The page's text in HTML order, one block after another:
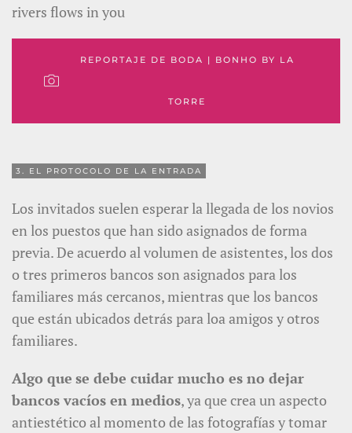
rivers flows in you
REPORTAJE DE BODA | BONHO BY LA
TORRE
3. EL PROTOCOLO DE LA ENTRADA
Los invitados suelen esperar la llegada de los novios
en los puestos que han sido asignados de forma
previa. De acuerdo al volumen de asistentes, los dos
o tres primeros bancos son asignados para los
familiares más cercanos, mientras que los bancos
que están ubicados detrás para loa amigos y otros
familiares.
Algo que se debe cuidar mucho es no dejar
bancos vacíos en medios, ya que crea un aspecto
antiestético al momento de las fotografías y tomar